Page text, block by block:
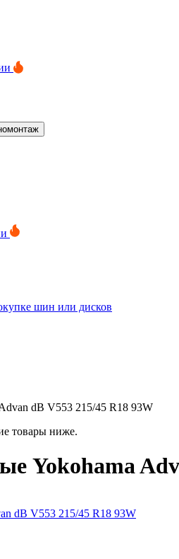
dB V553 215/45 R18 93W
товары ниже.
Yokohama